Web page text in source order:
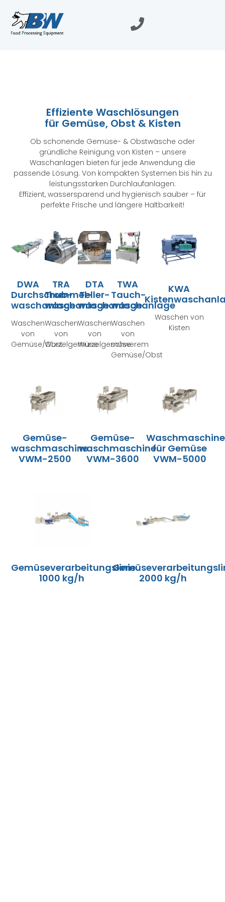
Effiziente Waschlösungen
für Gemüse, Obst & Kisten
Ob schonende Gemüse- & Obstwäsche oder
gründliche Reinigung von Kisten – unsere
Waschanlagen bieten für jede Anwendung die
passende Lösung. Von kompakten Systemen bis hin zu
leistungsstarken Durchlaufanlagen:
Effizient, wassersparend und hygienisch sauber – für
perfekte Frische und längere Haltbarkeit!
DWA
Durchschub-
waschanlage
Waschen
von
Gemüse/Obst
TRA
Trommel-
waschanlage
Waschen
von
Wurzelgemüse
DTA
Teller-
waschanlage
Waschen
von
Wurzelgemüse
TWA
Tauch-
waschanlage
Waschen
von
schwerem
Gemüse/Obst
KWA
Waschen von
Kisten
Gemüse-
waschmaschine
VWM-2500
Gemüse-
waschmaschine
VWM-3600
Waschmaschine
für Gemüse
VWM-5000
Gemüseverarbeitungslinie
1000 kg/h
2000 kg/h